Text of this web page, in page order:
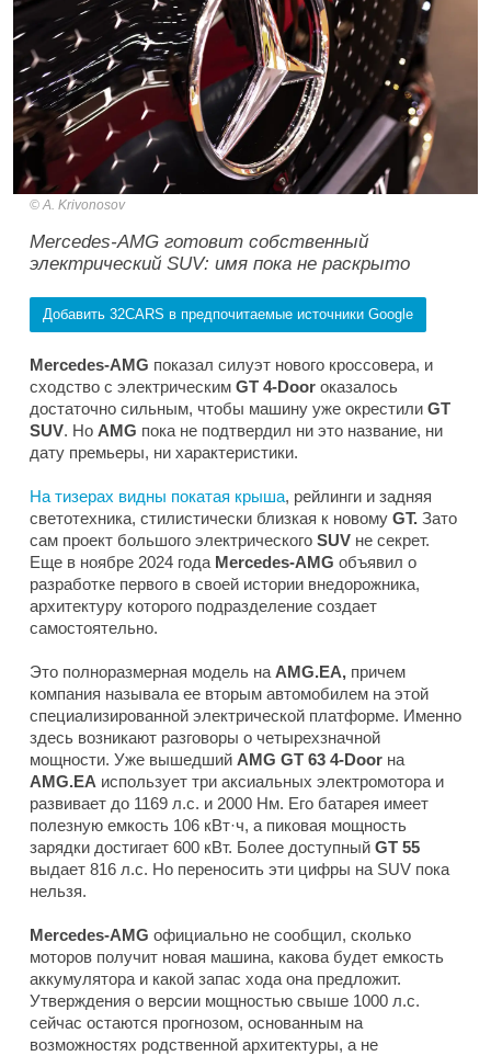
A. Krivonosov
Mercedes-AMG готовит собственный
электрический SUV: имя пока не раскрыто
Добавить 32CARS в предпочитаемые источники Google
Mercedes-AMG показал силуэт нового кроссовера, и
сходство с электрическим GT 4-Door оказалось
достаточно сильным, чтобы машину уже окрестили GT
SUV. Но AMG пока не подтвердил ни это название, ни
дату премьеры, ни характеристики.
На тизерах видны покатая крыша, рейлинги и задняя
светотехника, стилистически близкая к новому GT. Зато
сам проект большого электрического SUV не секрет.
Еще в ноябре 2024 года Mercedes-AMG объявил о
разработке первого в своей истории внедорожника,
архитектуру которого подразделение создает
самостоятельно.
Это полноразмерная модель наAMG.EA, причем
компания называла ее вторым автомобилем на этой
специализированной электрической платформе. Именно
здесь возникают разговоры о четырехзначной
мощности. Уже вышедший AMG GT 63 4-Door на
AMG.EA использует три аксиальных электромотора и
развивает до 1169 л.с. и 2000 Нм. Его батарея имеет
полезную емкость 106 кВт·ч, а пиковая мощность
зарядки достигает 600 кВт. Более доступный GT 55
выдает 816 л.с. Но переносить эти цифры на SUV пока
нельзя.
Mercedes-AMG официально не сообщил, сколько
моторов получит новая машина, какова будет емкость
аккумулятора и какой запас хода она предложит.
Утверждения о версии мощностью свыше 1000 л.с.
сейчас остаются прогнозом, основанным на
возможностях родственной архитектуры, а не